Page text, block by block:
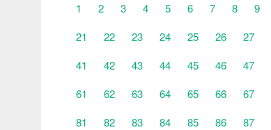
1 2 3 4 5 6 7 8 9
21
22 23 24 25 26 27
41
42 43 44 45 46 47
61
62 63 64 65 66 67
81
82 83 84 85 86 87